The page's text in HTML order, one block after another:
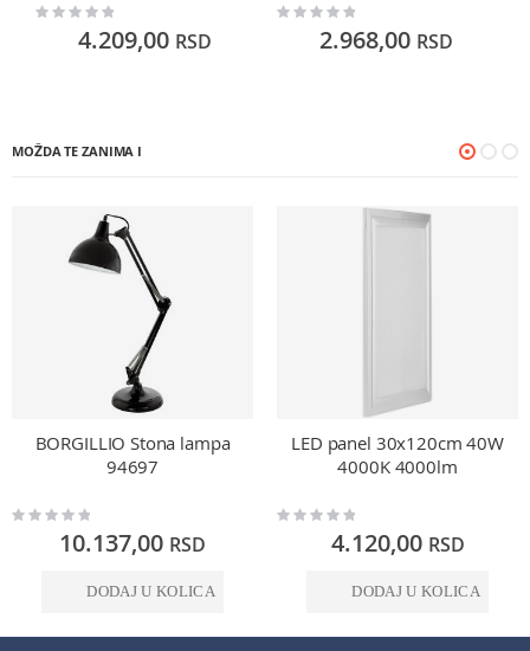
Rating:
4.209,00 RSD
Rating:
2.968,00 RSD
MOŽDA TE ZANIMA I
BORGILLIO Stona lampa
94697
Rating:
10.137,00 RSD
DODAJ U KOLICA
LED panel 30x120cm 40W
4000K 4000lm
Rating:
4.120,00 RSD
DODAJ U KOLICA